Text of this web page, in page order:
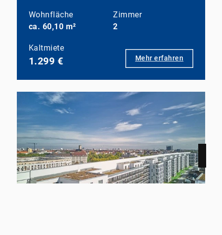
Wohnfläche
ca. 60,10 m²
Zimmer
2
Kaltmiete
1.299 € Mehr erfahren